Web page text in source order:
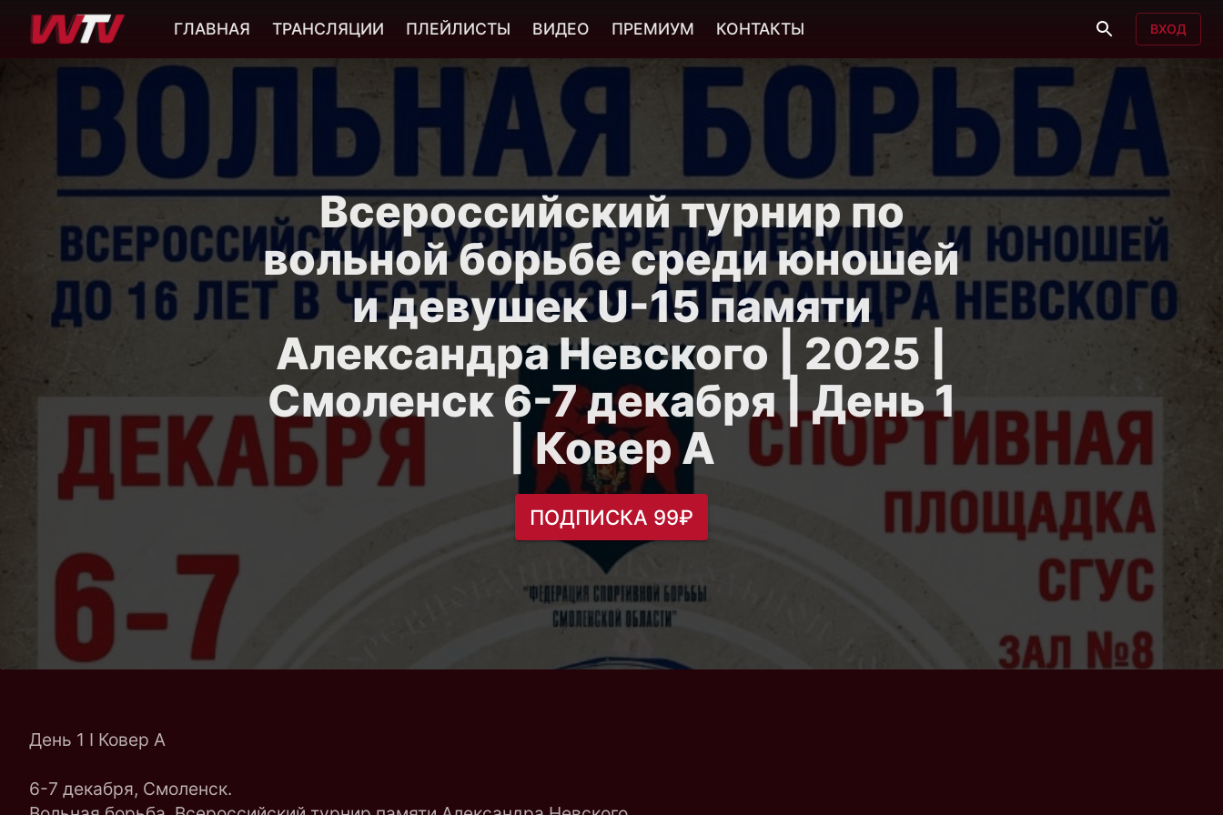
Всероссийский турнир по
вольной борьбе среди юношей
и девушек U-15 памяти
Александра Невского | 2025 |
Смоленск 6-7 декабря | День 1
| Ковер A
ПОДПИСКА 99₽
День 1 I Ковер A
6-7 декабря, Смоленск.
ГЛАВНАЯ ТРАНСЛЯЦИИ ПЛЕЙЛИСТЫ ВИДЕО ПРЕМИУМ КОНТАКТЫ ВХОД